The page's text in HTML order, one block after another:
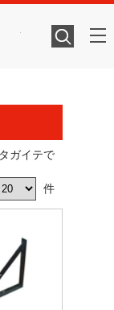
株式会
ガイテで
件